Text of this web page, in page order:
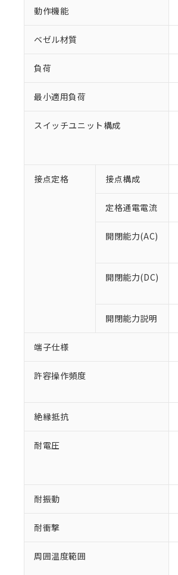
動作機能
ベゼル材質
負荷
最小適用負荷
スイッチユニット構成
接点定格 接点構成
定格通電電流
開閉能力(AC)
開閉能力(DC)
開閉能力説明
端子仕様
許容操作頻度
絶縁抵抗
耐電圧
耐振動
耐衝撃
周囲温度範囲